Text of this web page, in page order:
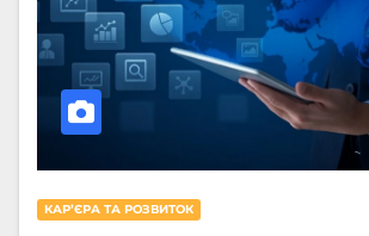
КАРʼЄРА ТА РОЗВИТОК